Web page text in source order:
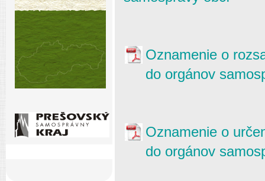
Oznamenie o
do orgánov
Oznamenie o
do orgánov